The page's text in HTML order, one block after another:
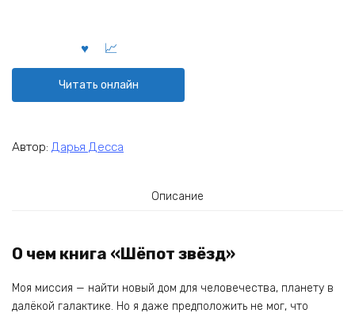
Читать онлайн
Автор: Дарья Десса
Описание
О чем книга «Шёпот звёзд»
Моя миссия — найти новый дом для человечества, планету в
далёкой галактике. Но я даже предположить не мог, что